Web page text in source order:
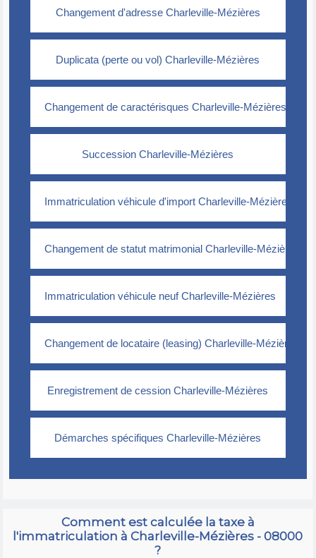
Comment est calculée la taxe à
l'immatriculation à Charleville-Mézières - 08000
?